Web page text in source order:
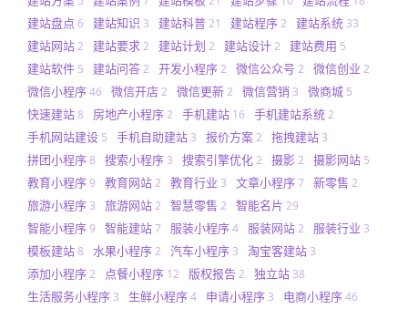
建站盘点 6 建站知识 3 建站科普21 建站程序2 建站系统 33
建站网站2 建站要求2 建站计划 2 建站设计2 建站费用 5
建站软件 5 建站问答2 开发小程序2 微信公众号 2 微信创业 2
微信小程序46 微信开店2 微信更新2 微信营销 3 微商城 5
快速建站8 房地产小程序2 手机建站 16 手机建站系统2
手机网站建设 5 手机自助建站 3 报价方案2 拖拽建站 3
拼团小程序8 搜索小程序 3 搜索引擎优化2 摄影2 摄影网站 5
教育小程序9 教育网站2 教育行业 3 文章小程序7 新零售 2
旅游小程序 3 旅游网站2 智慧零售 2 智能名片 29
智能小程序9 智能建站7 服装小程序4 服装网站2 服装行业 3
模板建站8 水果小程序2 汽车小程序 3 淘宝客建站 3
添加小程序2 点餐小程序 12 版权报告2 独立站 38
生活服务小程序 3 生鲜小程序4 申请小程序 3 电商小程序46